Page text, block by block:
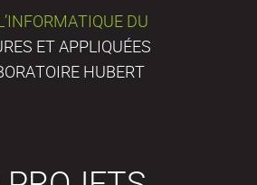
DU
ET APPLIQUÉES
HUBERT